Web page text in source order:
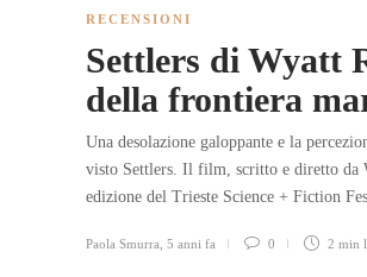
RECENSIONI
Settlers di Wyatt
della frontiera
Una desolazione galoppante e la
visto Settlers. Il film, scritto e diretto da
edizione del Trieste Science + Fiction
Paola Smurra 5 anni fa 0 2 min